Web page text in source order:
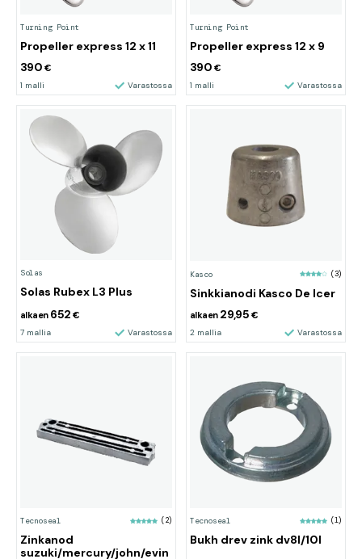
Turning Point
Propeller express 12 x 11
390 €
1 malli Varastossa
Turning Point
Propeller express 12 x 9
390 €
1 malli Varastossa
Solas
Solas Rubex L3 Plus
alkaen 652 €
7 mallia Varastossa
Kasco (3)
Sinkkianodi Kasco De Icer
alkaen 29,95 €
2 mallia Varastossa
Tecnoseal (2)
Zinkanod
suzuki/mercury/john/evin
Tecnoseal (1)
Bukh drev zink dv8l/10l